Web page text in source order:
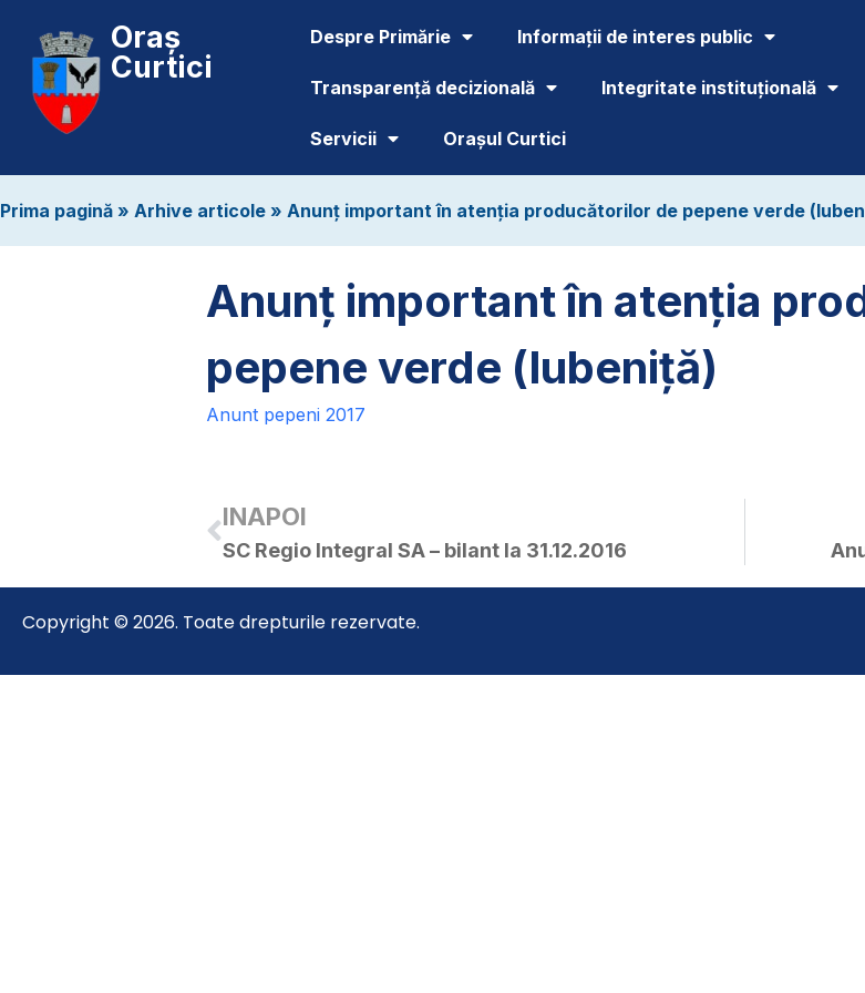
Oraș
Curtici
Despre Primărie Informații de interes public
Transparență decizională Integritate instituțională
Servicii Orașul Curtici
Prima pagină » Arhive articole » Anunț important în atenția producătorilor de pepene verde
Anunț important în atenția
pepene verde (lubeniță)
Anunt pepeni 2017
INAPOI
SC Regio Integral SA – bilant la 31.12.2016
Copyright © 2026. Toate drepturile rezervate.